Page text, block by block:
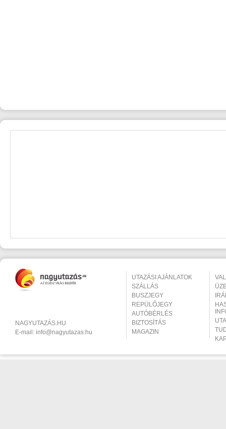
NAGYUTAZÁS.HU
E-mail: info@nagyutazas.hu
UTAZÁSI AJÁNLATOK
SZÁLLÁS
BUSZJEGY
REPÜLŐJEGY
AUTÓBÉRLÉS
BIZTOSÍTÁS
MAGAZIN